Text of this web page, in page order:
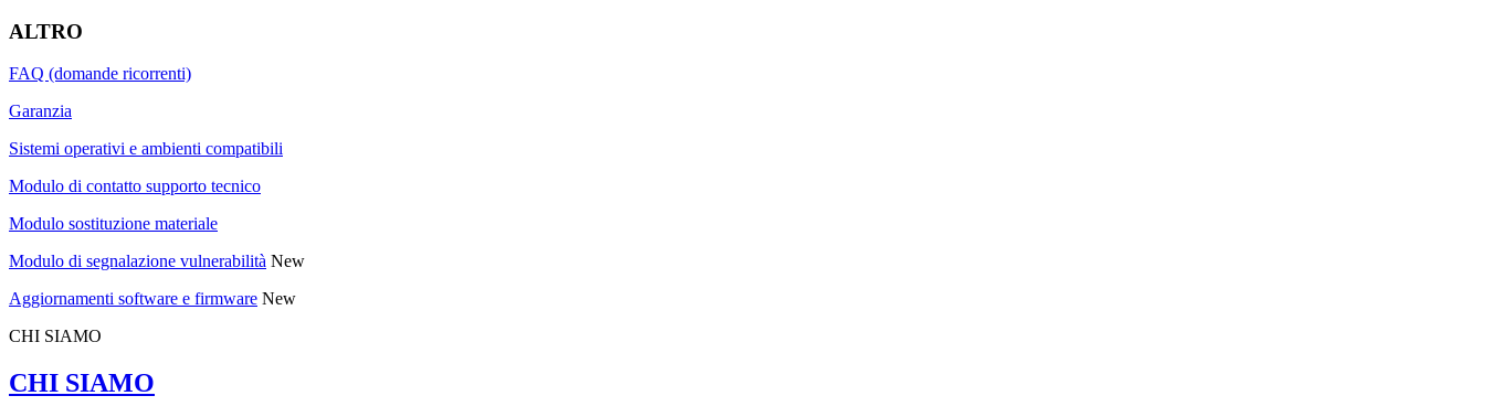
ALTRO
FAQ (domande ricorrenti)
Garanzia
Sistemi operativi e ambienti compatibili
Modulo di contatto supporto tecnico
Modulo sostituzione materiale
Modulo di segnalazione vulnerabilità New
Aggiornamenti software e firmware New
CHI SIAMO
CHI SIAMO